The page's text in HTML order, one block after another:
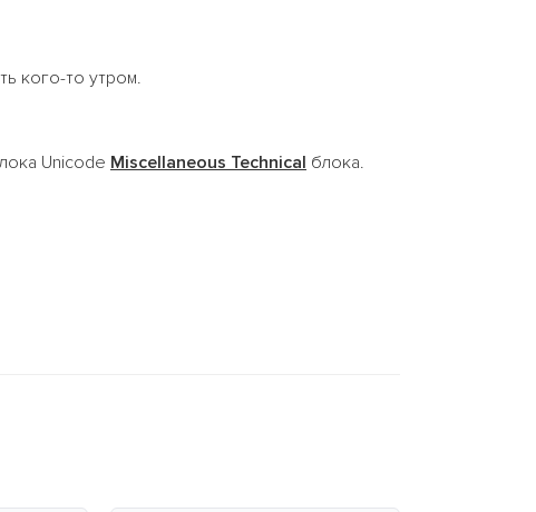
кого-то утром.
Unicode Miscellaneous Technical блока.